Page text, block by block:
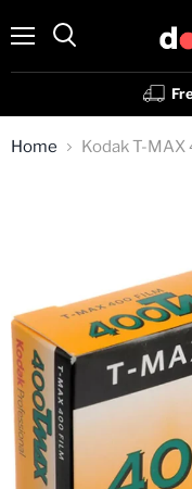
Home Kodak T-